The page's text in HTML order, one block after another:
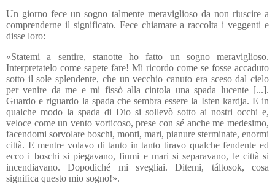
Un giorno fece un sogno talmente meraviglioso da non riuscire a
comprenderne il significato. Fece chiamare a raccolta i veggenti e
disse loro:
«Statemi a sentire, stanotte ho fatto un sogno meraviglioso.
Interpretatelo come sapete fare! Mi ricordo come se fosse accaduto
sotto il sole splendente, che un vecchio canuto era sceso dal cielo
per venire da me e mi fissò alla cintola una spada lucente [...].
Guardo e riguardo la spada che sembra essere la Isten kardja. E in
qualche modo la spada di Dio si sollevò sotto ai nostri occhi e,
veloce come un vento vorticoso, prese con sé anche me medesimo,
facendomi sorvolare boschi, monti, mari, pianure sterminate, enormi
città. E mentre volavo di tanto in tanto tiravo qualche fendente ed
ecco i boschi si piegavano, fiumi e mari si separavano, le città si
incendiavano. Dopodiché mi svegliai. Ditemi, táltosok, cosa
significa questo mio sogno!».